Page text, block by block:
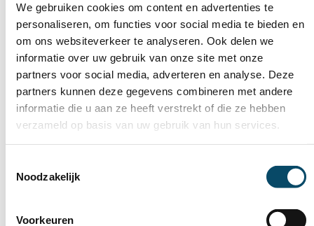
We gebruiken cookies om content en advertenties te
personaliseren, om functies voor social media te bieden en
om ons websiteverkeer te analyseren. Ook delen we
informatie over uw gebruik van onze site met onze
partners voor social media, adverteren en analyse. Deze
partners kunnen deze gegevens combineren met andere
informatie die u aan ze heeft verstrekt of die ze hebben
verzameld op basis van uw gebruik van hun services.
Noodzakelijk
Voorkeuren
Steven:"Nu we de handpan kunnen inzetten geeft het
al een wereld van verschil. Dit instrument heeft een
rustgevend, bijna meditatief geluid dat mensen enorm
aanspreekt. Onze cliënten en medewerkers zijn razend
enthousiast."